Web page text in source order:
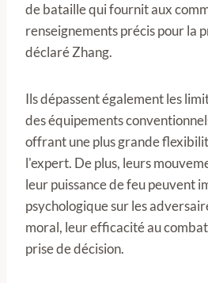
de bataille qui fournit aux
renseignements précis pour la
déclaré Zhang.
Ils dépassent également les
des équipements
offrant une plus grande
l'expert. De plus, leurs
leur puissance de feu peuvent
psychologique sur les
moral, leur efficacité au
prise de décision.